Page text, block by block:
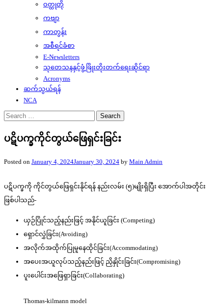
ဝတ္ထုတို
ကဗျာ
ကာတွန်း
အစီရင်ခံစာ
E-Newsletters
သုတေသနနှင့်ဖွံ့ဖြိုးတိုးတက်ရေးဆိုင်ရာ
Acronyms
ဆက်သွယ်ရန်
NCA
Search
for:
ပဋိပက္ခကိုင်တွယ်ဖြေရှင်းခြင်း
Posted on January 4, 2024January 30, 2024 by Main Admin
ပဋိပက္ခကို ကိုင်တွယ်ဖြေရှင်းနိုင်ရန် နည်းလမ်း (၅)မျိုးရှိပြီး အောက်ပါအတိုင်း
ဖြစ်ပါသည်-
ယှဉ်ပြိုင်သည့်နည်းဖြင့် အနိုင်ယူခြင်း (Competing)
ရှောင်လွှဲခြင်း(Avoiding)
အလိုက်အထိုက်ပြုမူနေထိုင်ခြင်း(Accommodating)
အပေးအယူလုပ်သည့်နည်းဖြင့် ညှိနှိုင်းခြင်း(Compromising)
ပူးပေါင်းအဖြေရှာခြင်း(Collaborating)
Thomas-kilmann model